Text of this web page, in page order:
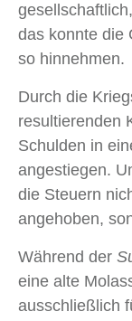
das konnte die
so hinnehmen.
Durch die
resultierenden
Schulden in
angestiegen.
die Steuern
angehoben,
Während der
eine alte
ausschließlich